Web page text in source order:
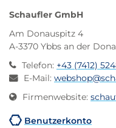
Schaufler GmbH
Am Donauspitz 4
A-3370 Ybbs an der
Telefon: +43 (7412)
E-Mail:
Firmenwebsite:
Benutzerkonto